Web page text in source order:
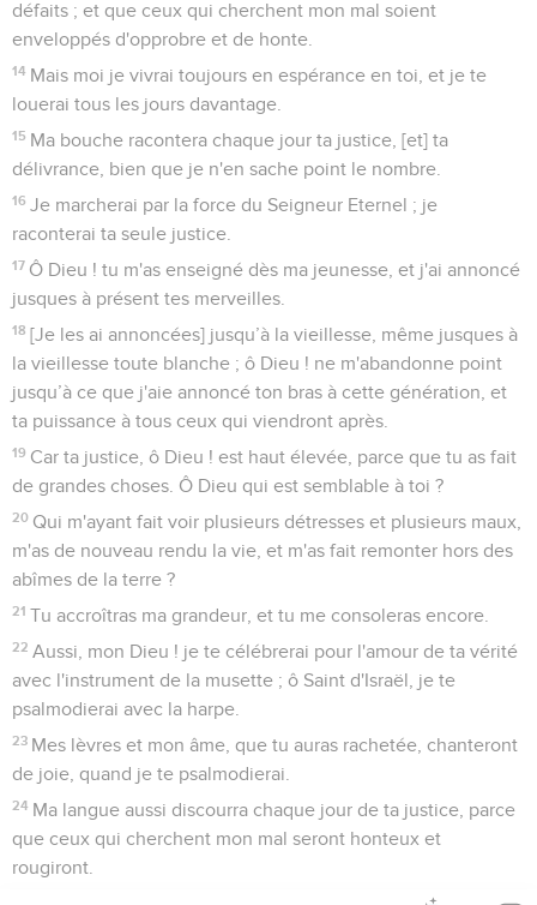
défaits ; et que ceux qui cherchent mon mal soient
enveloppés d'opprobre et de honte.
14 Mais moi je vivrai toujours en espérance en toi, et je te
louerai tous les jours davantage.
15 Ma bouche racontera chaque jour ta justice, [et] ta
délivrance, bien que je n'en sache point le nombre.
16 Je marcherai par la force du Seigneur Eternel ; je
raconterai ta seule justice.
17 Ô Dieu ! tu m'as enseigné dès ma jeunesse, et j'ai annoncé
jusques à présent tes merveilles.
18 [Je les ai annoncées] jusqu’à la vieillesse, même jusques à
la vieillesse toute blanche ; ô Dieu ! ne m'abandonne point
jusqu’à ce que j'aie annoncé ton bras à cette génération, et
ta puissance à tous ceux qui viendront après.
19 Car ta justice, ô Dieu ! est haut élevée, parce que tu as fait
de grandes choses. Ô Dieu qui est semblable à toi ?
20 Qui m'ayant fait voir plusieurs détresses et plusieurs maux,
m'as de nouveau rendu la vie, et m'as fait remonter hors des
abîmes de la terre ?
21 Tu accroîtras ma grandeur, et tu me consoleras encore.
22 Aussi, mon Dieu ! je te célébrerai pour l'amour de ta vérité
avec l'instrument de la musette ; ô Saint d'Israël, je te
psalmodierai avec la harpe.
23 Mes lèvres et mon âme, que tu auras rachetée, chanteront
de joie, quand je te psalmodierai.
24 Ma langue aussi discourra chaque jour de ta justice, parce
que ceux qui cherchent mon mal seront honteux et
rougiront.